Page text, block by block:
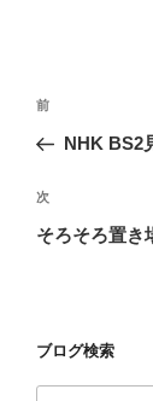
投
ナ
ビ
ゲ
ン
前
の
稿
前
NHK BS2
次
の
次
そろそろ置
ブログ検索